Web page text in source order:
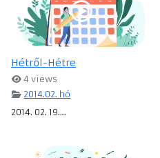
Hétről-Hétre
4 views
2014.02. hó
2014. 02. 19....